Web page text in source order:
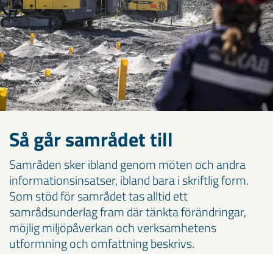
Så går samrådet till
Samråden sker ibland genom möten och andra
informationsinsatser, ibland bara i skriftlig form.
Som stöd för samrådet tas alltid ett
samrådsunderlag fram där tänkta förändringar,
möjlig miljöpåverkan och verksamhetens
utformning och omfattning beskrivs.